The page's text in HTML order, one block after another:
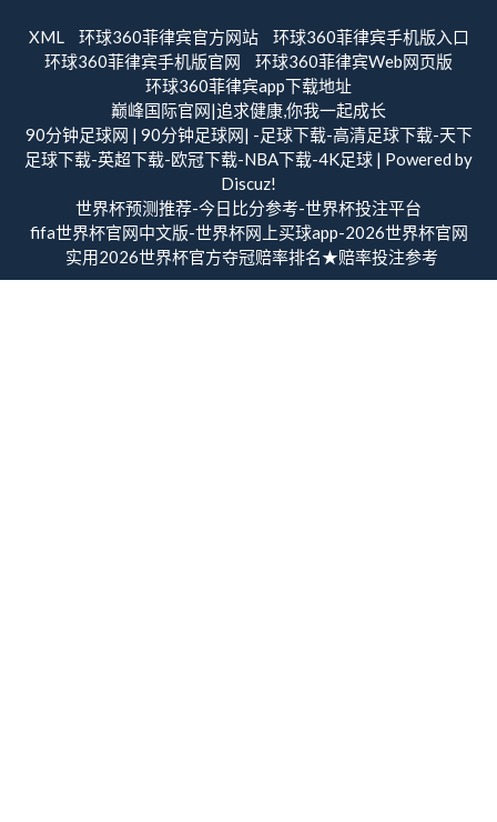
XML 环球360菲律宾官方网站
环球360菲律宾手机版入口
环球360菲律宾手机版官网
环球360菲律宾Web网页版
环球360菲律宾app下载地址
巅峰国际官网|追求健康,你我一起成长
90分钟足球网 | 90分钟足球网| -足球下载-高清足球下载-天下
足球下载-英超下载-欧冠下载-NBA下载-4K足球 | Powered by
Discuz!
世界杯预测推荐-今日比分参考-世界杯投注平台
fifa世界杯官网中文版-世界杯网上买球app-2026世界杯官网
实用2026世界杯官方夺冠赔率排名★赔率投注参考